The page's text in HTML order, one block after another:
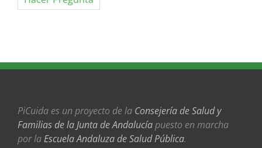
PiCuida es un proyecto de la Consejería de Salud y
Familias de la Junta de Andalucíapuesto en marcha
por laEscuela Andaluza de Salud Pública.